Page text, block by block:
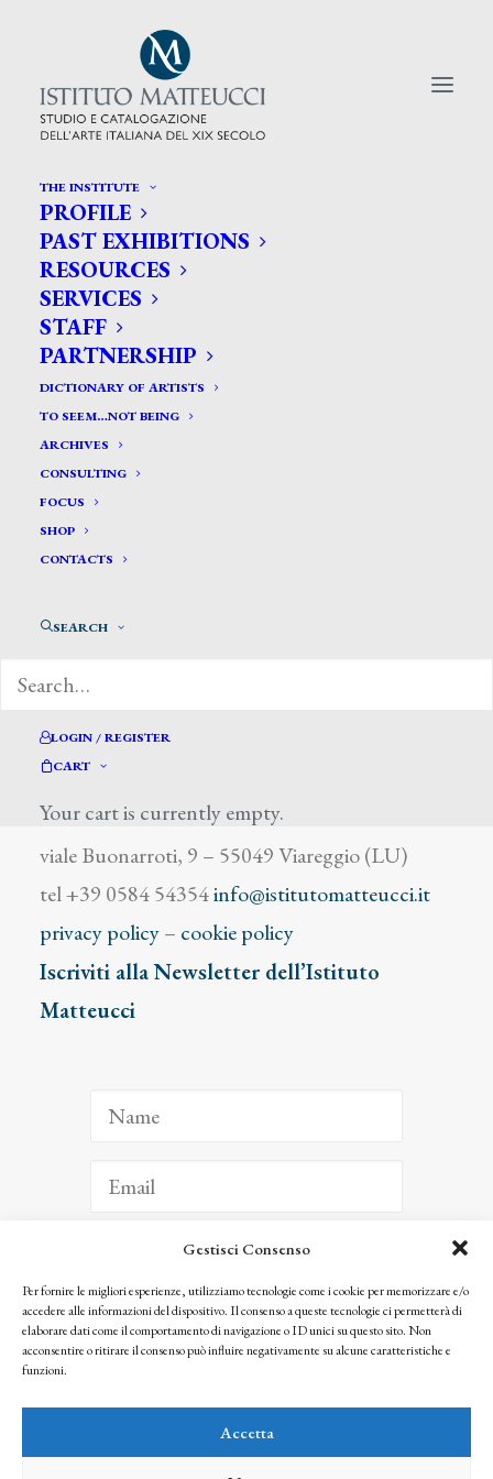
Gestisci Consenso
Per fornire le migliori esperienze, utilizziamo tecnologie come i cookie per memorizzare e/o
accedere alle informazioni del dispositivo. Il consenso a queste tecnologie ci permetterà di
elaborare dati come il comportamento di navigazione o ID unici su questo sito. Non
acconsentire o ritirare il consenso può influire negativamente su alcune caratteristiche e
funzioni.
Accetta
THE INSTITUTE
PROFILE
PAST EXHIBITIONS
RESOURCES
SERVICES
STAFF
PARTNERSHIP
DICTIONARY OF ARTISTS
TO SEEM…NOT BEING
ARCHIVES
CONSULTING
FOCUS
SHOP
CONTACTS
SEARCH
LOGIN / REGISTER
CART
Your cart is currently empty.
CERCA TRA GLI ARTISTI:
Search
for:
Bonamici Ferdinando
Istituto Matteucci
viale Buonarroti, 9 – 55049 Viareggio (LU)
tel +39 0584 54354info@istitutomatteucci.it
privacy policy– cookie policy
Iscriviti alla Newsletter dell’Istituto
Matteucci
ISCRIVITI
Facendo clic per iscriverti, riconosci che le tue informazioni saranno trattate
seguendo la nostra Privacy Policy
© 2025 Istituto Matteucci. All right reserved
l’autorizzazione scritta dei proprietari dei diritti e dell’Istituto Matteucci